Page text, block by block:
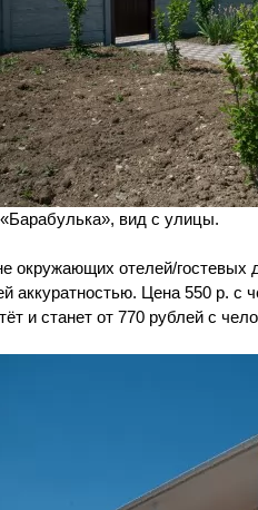
вид с улицы.
окружающих отелей/гостевых
аккуратностью. Цена 550 р. с
и станет от 770 рублей с